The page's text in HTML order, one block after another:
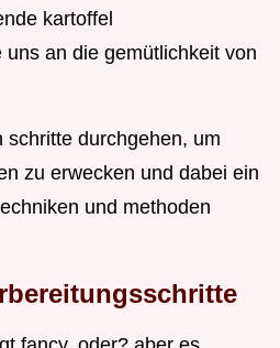
kartoffel
uns an die gemütlichkeit von
schritte durchgehen, um
zu erwecken und dabei ein
und methoden